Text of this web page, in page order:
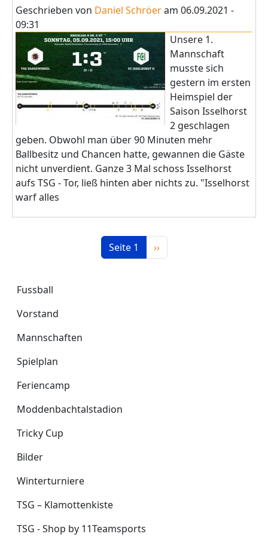
Fussball
Fussball
Vorstand
Mannschaften
Spielplan
Feriencamp
Moddenbachtalstadion
Tricky Cup
Bilder
Winterturniere
TSG – Klamottenkiste
TSG - Shop by 11Teamsports
Geschrieben von Daniel Schröeram 06.09.2021 -
09:31
Unsere 1.
Mannschaft
musste sich
gestern im ersten
Heimspiel der
Saison Isselhorst
2 geschlagen
geben. Obwohl man über 90 Minuten mehr
Ballbesitz und Chancen hatte, gewannen die Gäste
nicht unverdient. Ganze 3 Mal schoss Isselhorst
aufs TSG - Tor, ließ hinten aber nichts zu. "Isselhorst
warf alles
Seitennummerierung
Seite 1 Nächste Seite
››